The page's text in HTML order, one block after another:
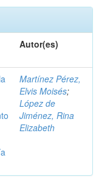
Autor(es)
Martínez Pérez,
Elvis Moisés;
López de
Jiménez, Rina
Elizabeth